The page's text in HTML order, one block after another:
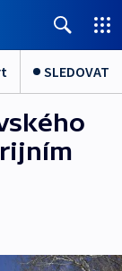
SLEDOVAT